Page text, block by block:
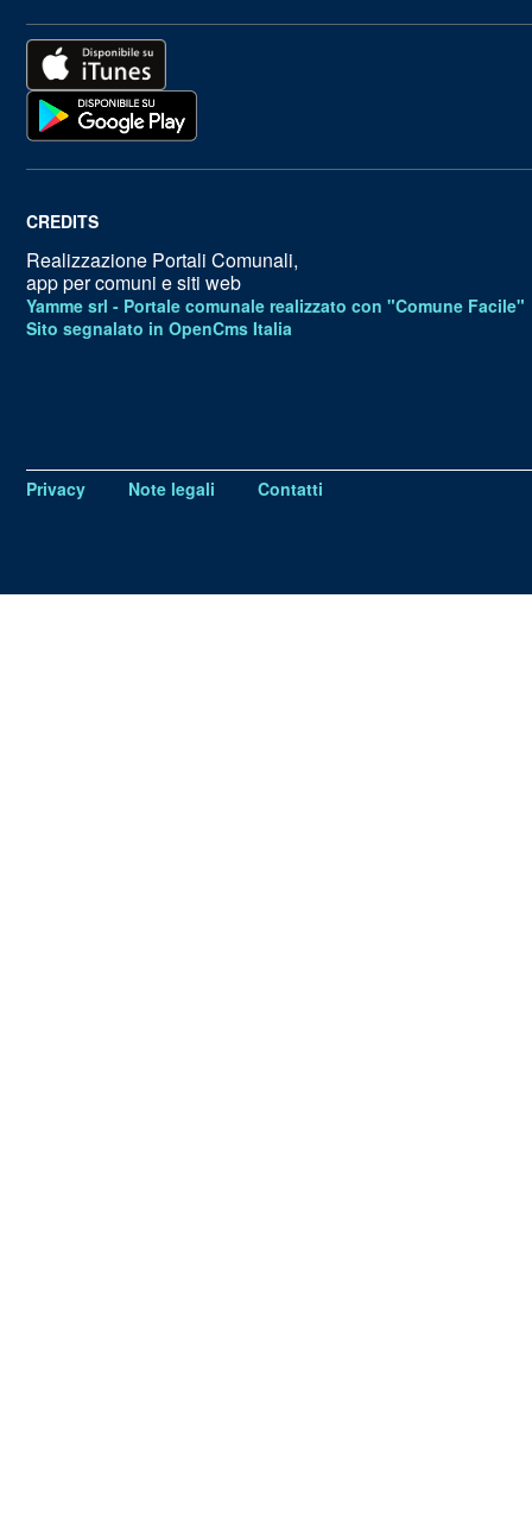
CREDITS
Realizzazione Portali Comunali,
app per comuni e siti web
Yamme srl - Portale comunale realizzato con "Comune Facile"
Sito segnalato in OpenCms Italia
Privacy Note legali Contatti